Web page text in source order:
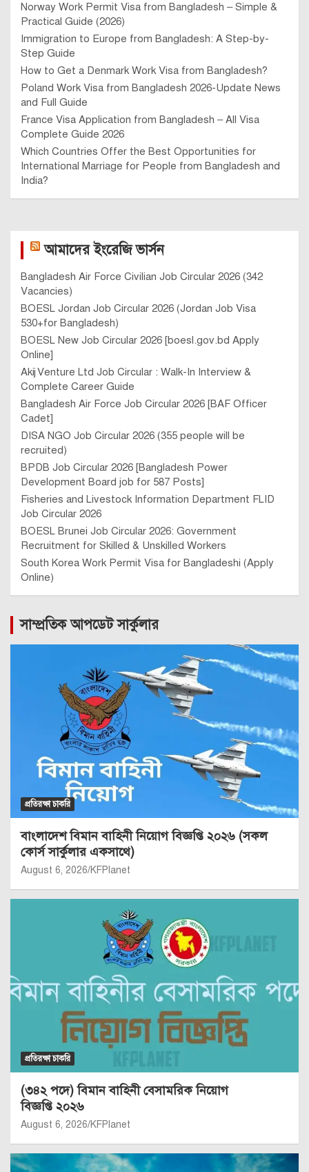
Norway Work Permit Visa from Bangladesh – Simple &
Practical Guide (2026)
Immigration to Europe from Bangladesh: A Step-by-
Step Guide
How to Get a Denmark Work Visa from Bangladesh?
Poland Work Visa from Bangladesh 2026-Update News
and Full Guide
France Visa Application from Bangladesh – All Visa
Complete Guide 2026
Which Countries Offer the Best Opportunities for
International Marriage for People from Bangladesh and
India?
আমাদের ইংরেজি ভার্সন
Bangladesh Air Force Civilian Job Circular 2026 (342
Vacancies)
BOESL Jordan Job Circular 2026 (Jordan Job Visa
530+for Bangladesh)
BOESL New Job Circular 2026 [boesl.gov.bd Apply
Online]
Akij Venture Ltd Job Circular : Walk-In Interview &
Complete Career Guide
Bangladesh Air Force Job Circular 2026 [BAF Officer
Cadet]
DISA NGO Job Circular 2026 (355 people will be
recruited)
BPDB Job Circular 2026 [Bangladesh Power
Development Board job for 587 Posts]
Fisheries and Livestock Information Department FLID
Job Circular 2026
BOESL Brunei Job Circular 2026: Government
Recruitment for Skilled & Unskilled Workers
South Korea Work Permit Visa for Bangladeshi (Apply
Online)
সাম্প্রতিক আপডেট সার্কুলার
প্রতিরক্ষা চাকরি
বাংলাদেশ বিমান বাহিনী নিয়োগ বিজ্ঞপ্তি ২০২৬ (সকল
কোর্স সার্কুলার একসাথে)
August 6, 2026 KFPlanet
প্রতিরক্ষা চাকরি
(৩৪২ পদে) বিমান বাহিনী বেসামরিক নিয়োগ
বিজ্ঞপ্তি ২০২৬
August 6, 2026 KFPlanet